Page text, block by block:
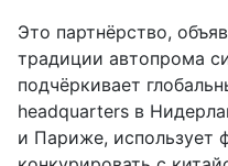
Это партнёрство,
традиции автопрома
подчёркивает
headquarters в
и Париже, использует